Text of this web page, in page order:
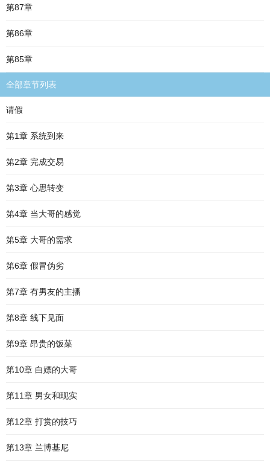
第87章
第86章
第85章
全部章节列表
请假
第1章 系统到来
第2章 完成交易
第3章 心思转变
第4章 当大哥的感觉
第5章 大哥的需求
第6章 假冒伪劣
第7章 有男友的主播
第8章 线下见面
第9章 昂贵的饭菜
第10章 白嫖的大哥
第11章 男女和现实
第12章 打赏的技巧
第13章 兰博基尼